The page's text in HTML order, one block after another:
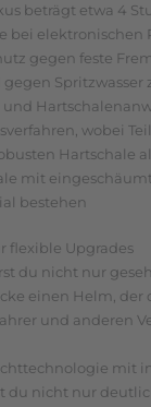
beträgt etwa 4
bei elektronischen
gegen feste
gegen Spritzwasser
und
wobei
Hartschale
mit
bestehen
flexible Upgrades
du nicht nur
einen Helm, der
und anderen
mit
du nicht nur